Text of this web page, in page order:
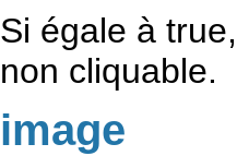
Si égale à
non cliquable.
image